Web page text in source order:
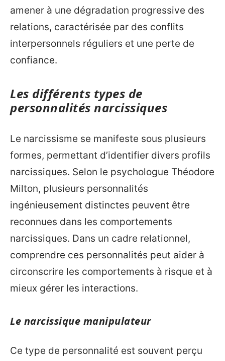
amener à une dégradation progressive des
relations, caractérisée par des conflits
interpersonnels réguliers et une perte de
confiance.
Les différents types de
personnalités narcissiques
Le narcissisme se manifeste sous plusieurs
formes, permettant d’identifier divers profils
narcissiques. Selon le psychologue Théodore
Milton, plusieurs personnalités
ingénieusement distinctes peuvent être
reconnues dans les comportements
narcissiques. Dans un cadre relationnel,
comprendre ces personnalités peut aider à
circonscrire les comportements à risque et à
mieux gérer les interactions.
Le narcissique manipulateur
Ce type de personnalité est souvent perçu